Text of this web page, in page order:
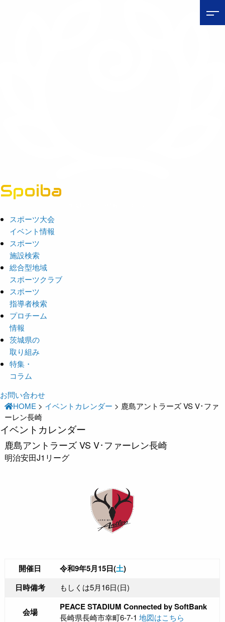
Spoiba
スポーツ大会
イベント情報
スポーツ
施設検索
総合型地域
スポーツクラブ
スポーツ
指導者検索
プロチーム
情報
茨城県の
取り組み
特集・
コラム
お問い合わせ
HOME > イベントカレンダー > 鹿島アントラーズ VS V･ファ
ーレン長崎
イベントカレンダー
鹿島アントラーズ VS V･ファーレン長崎
明治安田J1リーグ
開催日 令和9年5月15日(土)
日時備考
もしくは5月16日(日)
会場 PEACE STADIUM Connected by SoftBank
長崎県長崎市幸町6-7-1 地図はこちら